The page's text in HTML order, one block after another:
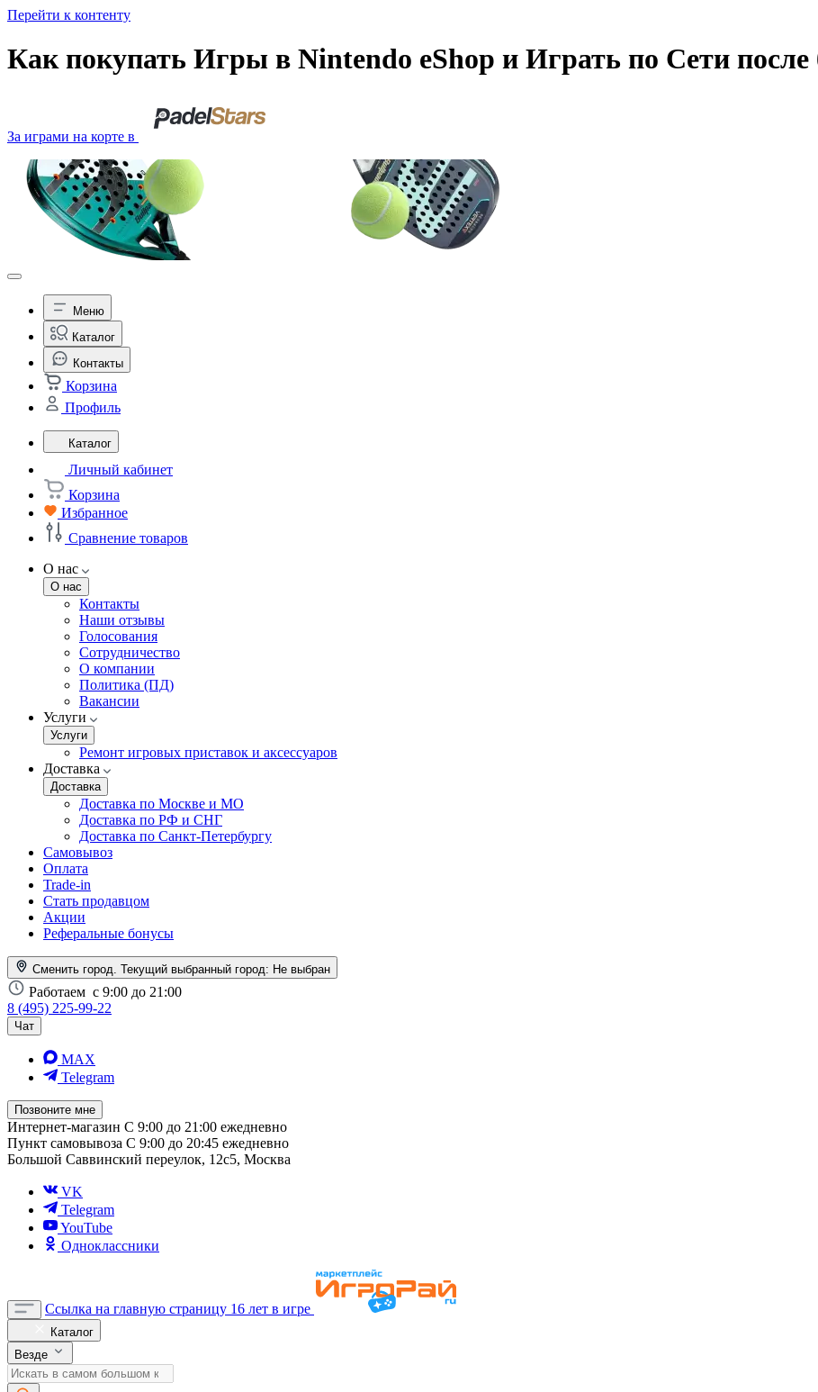
Перейти к контенту
Как покупать Игры в Nintendo eShop и Играть по Сети
За играми на корте в
Меню
Каталог
Контакты
Корзина
Профиль
Каталог
Личный кабинет
Корзина
Избранное
Сравнение товаров
О нас
О нас
Контакты
Наши отзывы
Голосования
Сотрудничество
О компании
Политика (ПД)
Вакансии
Услуги
Услуги
Ремонт игровых приставок и аксессуаров
Доставка
Доставка
Доставка по Москве и МО
Доставка по РФ и СНГ
Доставка по Санкт-Петербургу
Самовывоз
Оплата
Trade-in
Стать продавцом
Акции
Реферальные бонусы
Сменить город. Текущий выбранный город: Не выбран
Работаем с 9:00 до 21:00
8 (495) 225-99-22
Чат
MAX
Telegram
Позвоните мне
Интернет-магазин С 9:00 до 21:00 ежедневно
Пункт самовывоза С 9:00 до 20:45 ежедневно
Большой Саввинский переулок, 12с5, Москва
VK
Telegram
YouTube
Одноклассники
Ссылка на главную страницу 16 лет в игре
Каталог
Везде